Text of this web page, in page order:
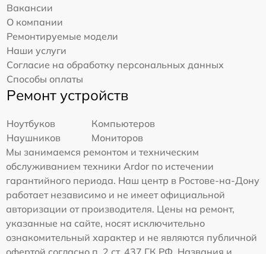
Вакансии
О компании
Ремонтируемые модели
Наши услуги
Согласие на обработку персональных данных
Способы оплаты
Ремонт устройств
Ноутбуков
Компьютеров
Наушников
Мониторов
Мы занимаемся ремонтом и техническим
обслуживанием техники Ardor по истечении
гарантийного периода. Наш центр в Ростове-на-Дону
работает независимо и не имеет официальной
авторизации от производителя. Цены на ремонт,
указанные на сайте, носят исключительно
ознакомительный характер и не являются публичной
офертой согласно п. 2 ст. 437 ГК РФ. Названия и